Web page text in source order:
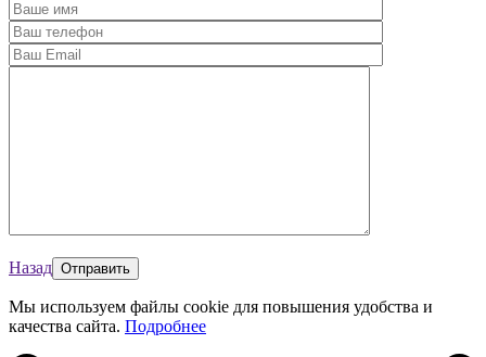
Назад
Мы используем файлы cookie для повышения удобства и
качества сайта. Подробнее